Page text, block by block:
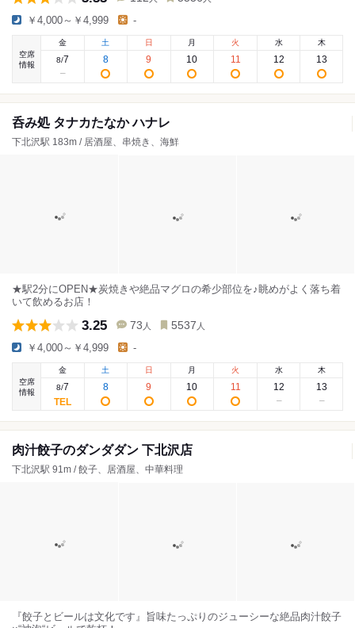
￥4,000～￥4,999 -
空席
情報
金
8/7
土
8
日
9
月
10
火
11
水
12
木
13
呑み処 タナカたなか ハナレ
下北沢駅 183m / 居酒屋、串焼き、海鮮
★駅2分にOPEN★炭焼きや絶品マグロの希少部位を♪眺めがよく落ち着
いて飲めるお店！
3.25 73 人 5537 人
￥4,000～￥4,999 -
空席
情報
金
8/7
土
8
日
9
月
10
火
11
水
12
木
13
肉汁餃子のダンダダン 下北沢店
下北沢駅 91m / 餃子、居酒屋、中華料理
『餃子とビールは文化です』旨味たっぷりのジューシーな絶品肉汁餃子